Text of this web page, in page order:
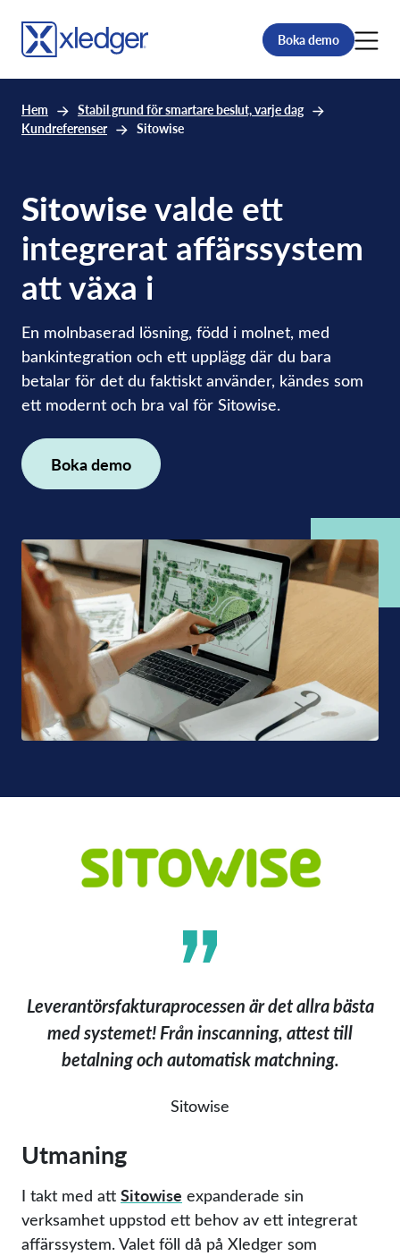
Boka demo
Hem
Stabil grund för smartare beslut, varje dag
Kundreferenser
Sitowise
Sitowisevalde ett
integrerat affärssystem
att växa i
En molnbaserad lösning, född i molnet, med
bankintegration och ett upplägg där du bara
betalar för det du faktiskt använder, kändes som
ett modernt och bra val för Sitowise.
Boka demo
Leverantörsfakturaprocessen är det allra bästa
med systemet! Från inscanning, attest till
betalning och automatisk matchning.
Sitowise
Utmaning
I takt med att Sitowise expanderade sin
verksamhet uppstod ett behov av ett integrerat
affärssystem. Valet föll då på Xledger som